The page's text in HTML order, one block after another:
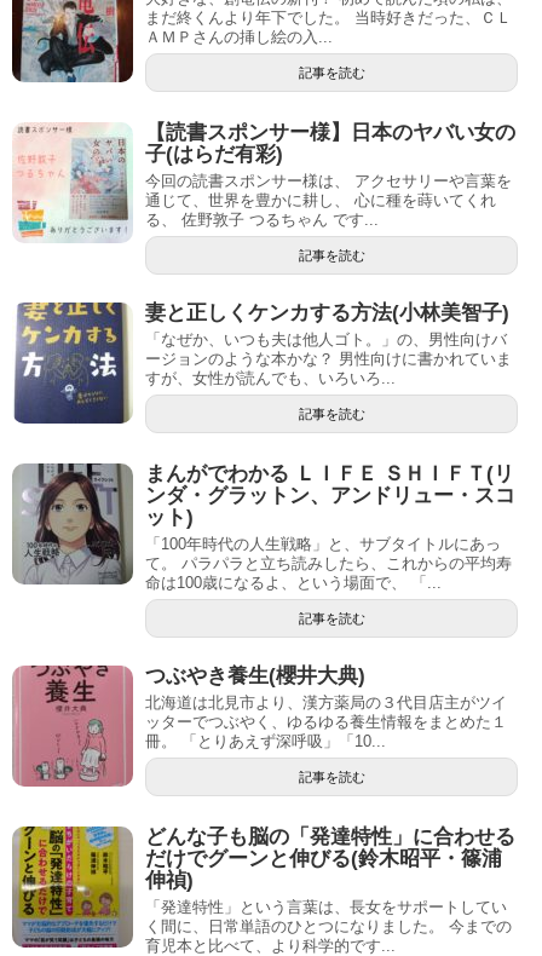
まだ終くんより年下でした。 当時好きだった、ＣＬ
ＡＭＰさんの挿し絵の入...
記事を読む
【読書スポンサー様】日本のヤバい女の
子(はらだ有彩)
今回の読書スポンサー様は、 アクセサリーや言葉を
通じて、世界を豊かに耕し、 心に種を蒔いてくれ
る、 佐野敦子 つるちゃん です...
記事を読む
妻と正しくケンカする方法(小林美智子)
「なぜか、いつも夫は他人ゴト。」の、男性向けバ
ージョンのような本かな？ 男性向けに書かれていま
すが、女性が読んでも、いろいろ...
記事を読む
まんがでわかる ＬＩＦＥ ＳＨＩＦＴ(リ
ンダ・グラットン、アンドリュー・スコ
ット)
「100年時代の人生戦略」と、サブタイトルにあっ
て。 パラパラと立ち読みしたら、これからの平均寿
命は100歳になるよ、という場面で、 「...
記事を読む
つぶやき養生(櫻井大典)
北海道は北見市より、漢方薬局の３代目店主がツイ
ッターでつぶやく、ゆるゆる養生情報をまとめた１
冊。 「とりあえず深呼吸」「10...
記事を読む
どんな子も脳の「発達特性」に合わせる
だけでグーンと伸びる(鈴木昭平・篠浦
伸禎)
「発達特性」という言葉は、長女をサポートしてい
く間に、日常単語のひとつになりました。 今までの
育児本と比べて、より科学的です...